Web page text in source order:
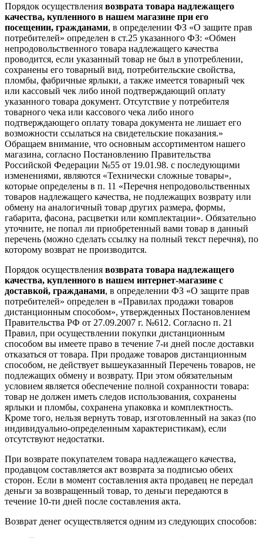
Порядок осуществления возврата товара надлежащего
качества, купленного в нашем магазине при его
посещении, гражданами, в определении ФЗ «О защите прав
потребителей» определен в ст.25 указанного ФЗ: «Обмен
непродовольственного товара надлежащего качества
проводится, если указанный товар не был в употреблении,
сохранены его товарный вид, потребительские свойства,
пломбы, фабричные ярлыки, а также имеется товарный чек
или кассовый чек либо иной подтверждающий оплату
указанного товара документ. Отсутствие у потребителя
товарного чека или кассового чека либо иного
подтверждающего оплату товара документа не лишает его
возможности ссылаться на свидетельские показания.»
Обращаем внимание, что основным ассортиментом нашего
магазина, согласно Постановлению Правительства
Российской Федерации №55 от 19.01.98. с последующими
изменениями, являются «Технически сложные товары»,
которые определены в п. 11 «Перечня непродовольственных
товаров надлежащего качества, не подлежащих возврату или
обмену на аналогичный товар других размера, формы,
габарита, фасона, расцветки или комплектации». Обязательно
уточните, не попал ли приобретенный вами товар в данный
перечень (можно сделать ссылку на полный текст перечня), по
которому возврат не производится.
Порядок осуществления возврата товара надлежащего
качества, купленного в нашем интернет-магазине с
доставкой, гражданами, в определении ФЗ «О защите прав
потребителей» определен в «Правилах продажи товаров
дистанционным способом», утвержденных Постановлением
Правительства РФ от 27.09.2007 г. №612. Согласно п. 21
Правил, при осуществлении покупки дистанционным
способом вы имеете право в течение 7-и дней после доставки
отказаться от товара. При продаже товаров дистанционным
способом, не действует вышеуказанный Перечень товаров, не
подлежащих обмену и возврату. При этом обязательным
условием является обеспечение полной сохранности товара:
товар не должен иметь следов использования, сохранены
ярлыки и пломбы, сохранена упаковка и комплектность.
Кроме того, нельзя вернуть товар, изготовленный на заказ (по
индивидуально-определенным характеристикам), если
отсутствуют недостатки.
При возврате покупателем товара надлежащего качества,
продавцом составляется акт возврата за подписью обеих
сторон. Если в момент составления акта продавец не передал
деньги за возвращенный товар, то деньги передаются в
течение 10-ти дней после составления акта.
Возврат денег осуществляется одним из следующих способов: